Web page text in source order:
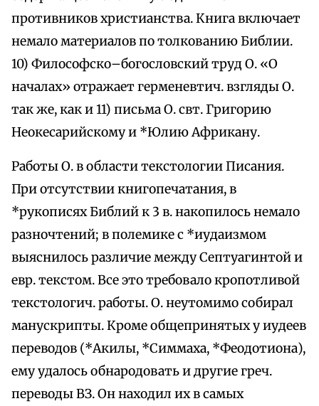
противников христианства. Книга включает
немало материалов по толкованию Библии.
10) Философско–богословский труд О. «О
началах» отражает герменевтич. взгляды О.
так же, как и 11) письма О. свт. Григорию
Неокесарийскому и *Юлию Африкану.
Работы О. в области текстологии Писания.
При отсутствии книгопечатания, в
*рукописях Библий к 3 в. накопилось немало
разночтений; в полемике с *иудаизмом
выяснилось различие между Септуагинтой и
евр. текстом. Все это требовало кропотливой
текстологич. работы. О. неутомимо собирал
манускрипты. Кроме общепринятых у иудеев
переводов (*Акилы, *Симмаха, *Феодотиона),
ему удалось обнародовать и другие греч.
переводы ВЗ. Он находил их в самых